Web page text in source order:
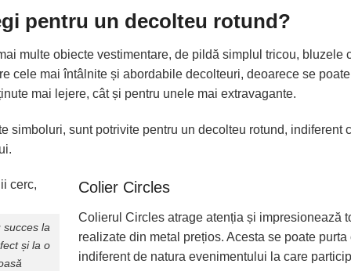
pentru un decolteu rotund?
multe obiecte vestimentare, de pildă simplul tricou, bluzele
cele mai întâlnite și abordabile decolteuri, deoarece se
mai lejere, cât și pentru unele mai extravagante.
simboluri, sunt potrivite pentru un decolteu rotund, indiferent
la
și la o
Colier Circles
Colierul Circles atrage atenția și impresionează
realizate din metal prețios. Acesta se poate
indiferent de natura evenimentului la care